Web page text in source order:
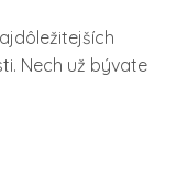
Nech už bývate